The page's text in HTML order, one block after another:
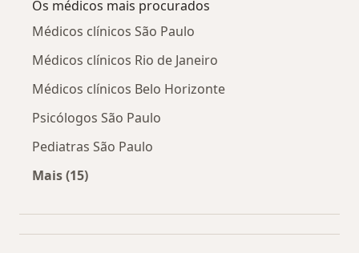
Os médicos mais procurados
Médicos clínicos São Paulo
Médicos clínicos Rio de Janeiro
Médicos clínicos Belo Horizonte
Psicólogos São Paulo
Pediatras São Paulo
Mais (15)